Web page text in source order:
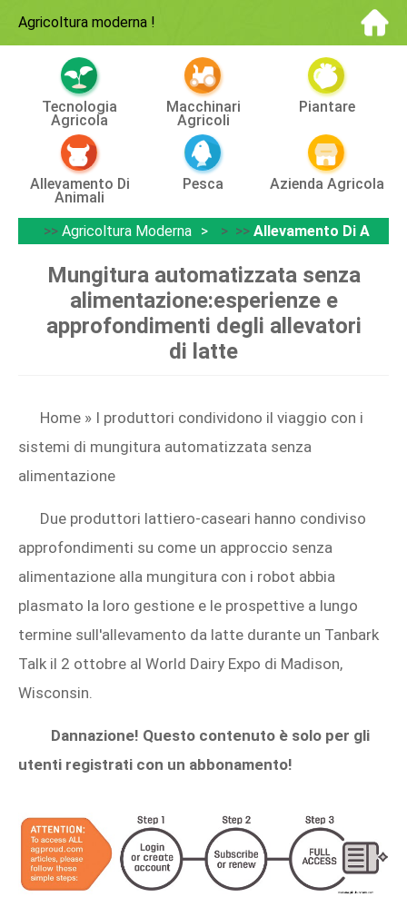
Agricoltura moderna !
Tecnologia
Agricola
Macchinari
Agricoli
Piantare
Allevamento Di
Animali
Pesca Azienda Agricola
>> Agricoltura Moderna > >> Allevamento Di
Mungitura automatizzata senza
alimentazione:esperienze e
approfondimenti degli allevatori
di latte
Home » I produttori condividono il viaggio con i
sistemi di mungitura automatizzata senza
alimentazione
Due produttori lattiero-caseari hanno condiviso
approfondimenti su come un approccio senza
alimentazione alla mungitura con i robot abbia
plasmato la loro gestione e le prospettive a lungo
termine sull'allevamento da latte durante un Tanbark
Talk il 2 ottobre al World Dairy Expo di Madison,
Wisconsin.
Dannazione! Questo contenuto è solo per gli
utenti registrati con un abbonamento!